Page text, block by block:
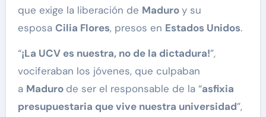
que exige la liberación de Maduroy su
esposa Cilia Flores, presos en Estados Unidos.
“¡La UCV es nuestra, no de la dictadura!”,
vociferaban los jóvenes, que culpaban
a Maduro de ser el responsable de la “asfixia
presupuestaria que vive nuestra universidad”,